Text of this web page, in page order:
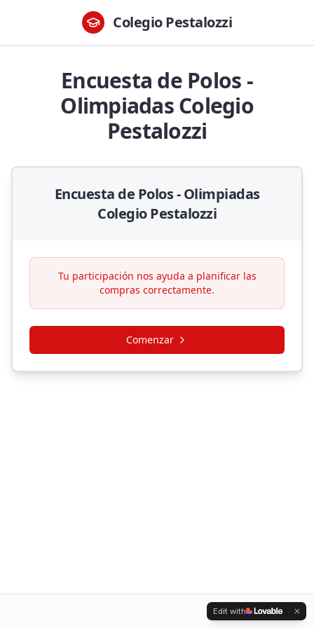
Colegio Pestalozzi
Encuesta de Polos -
Olimpiadas Colegio
Pestalozzi
Encuesta de Polos - Olimpiadas
Colegio Pestalozzi
Tu participación nos ayuda a planificar las
compras correctamente.
Comenzar
Edit with